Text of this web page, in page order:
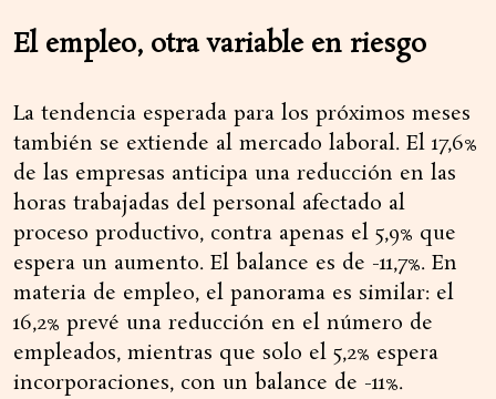
El empleo, otra variable en riesgo
La tendencia esperada para los próximos meses
también se extiende al mercado laboral. El 17,6%
de las empresas anticipa una reducción en las
horas trabajadas del personal afectado al
proceso productivo, contra apenas el 5,9% que
espera un aumento. El balance es de -11,7%. En
materia de empleo, el panorama es similar: el
16,2% prevé una reducción en el número de
empleados, mientras que solo el 5,2% espera
incorporaciones, con un balance de -11%.